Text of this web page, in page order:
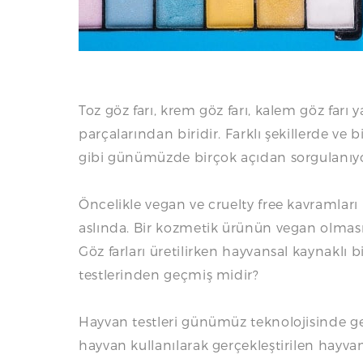
Toz göz farı, krem göz farı, kalem göz farı
parçalarından biridir. Farklı şekillerde
gibi günümüzde birçok açıdan
Öncelikle vegan ve cruelty free
aslında. Bir kozmetik ürünün vegan
Göz farları üretilirken hayvansal kaynaklı
testlerinden geçmiş midir?
Hayvan testleri günümüz teknolojisinde
hayvan kullanılarak gerçekleştirilen